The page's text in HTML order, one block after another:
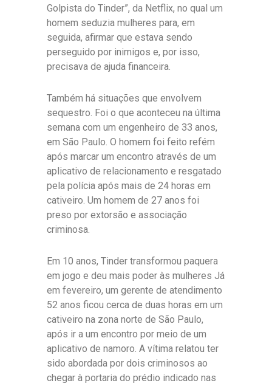
Golpista do Tinder”, da Netflix, no qual um
homem seduzia mulheres para, em
seguida, afirmar que estava sendo
perseguido por inimigos e, por isso,
precisava de ajuda financeira.
Também há situações que envolvem
sequestro. Foi o que aconteceu na última
semana com um engenheiro de 33 anos,
em São Paulo. O homem foi feito refém
após marcar um encontro através de um
aplicativo de relacionamento e resgatado
pela polícia após mais de 24 horas em
cativeiro. Um homem de 27 anos foi
preso por extorsão e associação
criminosa.
Em 10 anos, Tinder transformou paquera
em jogo e deu mais poder às mulheres Já
em fevereiro, um gerente de atendimento
52 anos ficou cerca de duas horas em um
cativeiro na zona norte de São Paulo,
após ir a um encontro por meio de um
aplicativo de namoro. A vítima relatou ter
sido abordada por dois criminosos ao
chegar à portaria do prédio indicado nas